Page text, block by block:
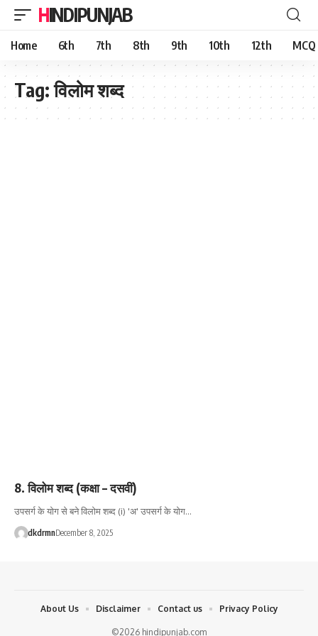
HINDIPUNJAB
Home 6th 7th 8th 9th 10th 12th MCQ
Tag:विलोम शब्द
8. विलोम शब्द (कक्षा – दसवीं)
उपसर्ग के योग से बने विलोम शब्द (i) 'अ' उपसर्ग के योग…
dkdrmnDecember 8, 2025
©2026 hindipunjab.com
About Us Disclaimer Contact us Privacy Policy